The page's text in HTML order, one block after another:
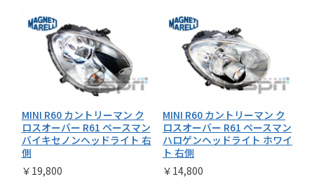
MINI R60 カントリーマン ク
ロスオーバー R61 ペースマン
バイキセノンヘッドライト 右
側
￥19,800
MINI R60 カントリーマン ク
ロスオーバー R61 ペースマン
ハロゲンヘッドライト ホワイ
ト 右側
￥14,800